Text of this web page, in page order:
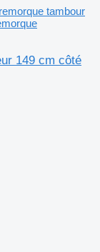
tambour
149 cm côté